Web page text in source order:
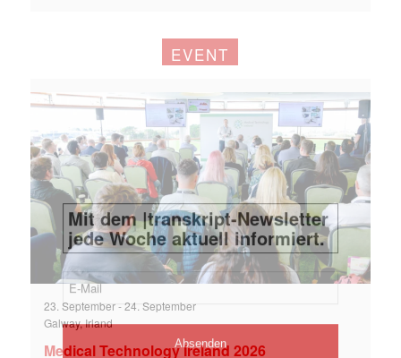
EVENT
23. September-24. September
Galway, Irland
Medical Technology Ireland 2026